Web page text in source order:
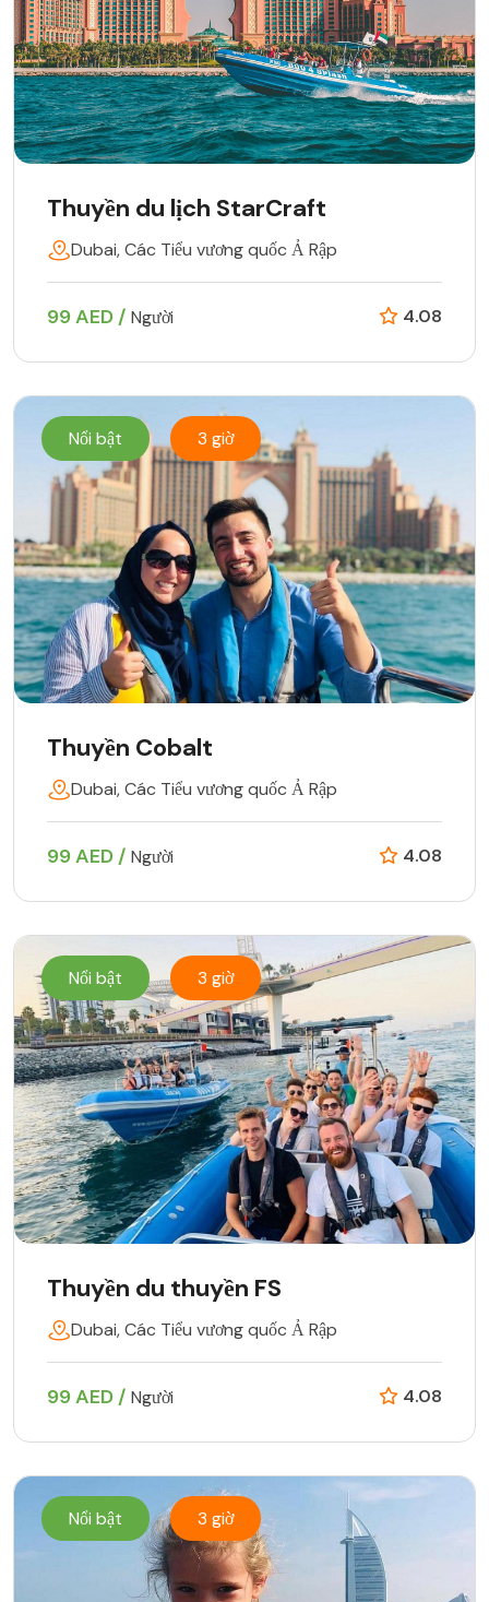
Thuyền du lịch StarCraft
Dubai, Các Tiểu vương quốc Ả Rập
99 AED / Người 4.08
Nổi bật 3 giờ
Thuyền Cobalt
Dubai, Các Tiểu vương quốc Ả Rập
99 AED / Người 4.08
Nổi bật 3 giờ
Thuyền du thuyền FS
Dubai, Các Tiểu vương quốc Ả Rập
99 AED / Người 4.08
Nổi bật 3 giờ